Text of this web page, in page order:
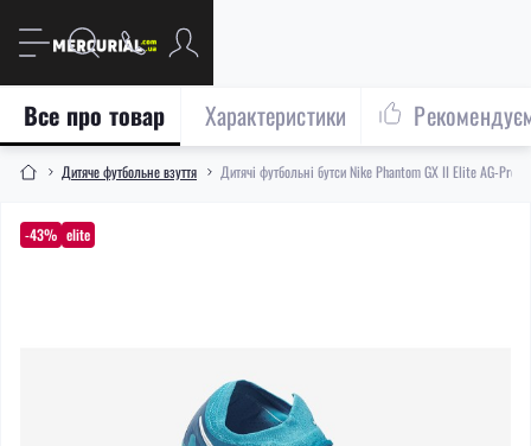
Дитяче футбольне взуття Дитячі футбольні бутси Nike Phantom GX II Elite AG-Pro
Все про товар Характеристики
-43% elite